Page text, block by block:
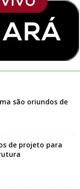
são oriundos de
de projeto para